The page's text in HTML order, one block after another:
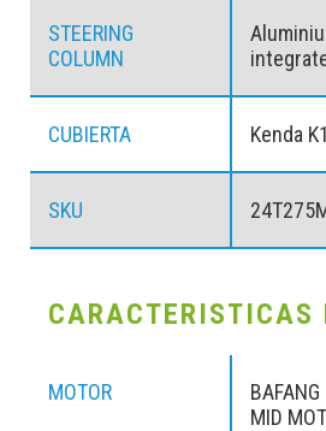
STEERING
COLUMN
CUBIERTA Kenda
SKU
CARACTERISTICAS
MOTOR
MID